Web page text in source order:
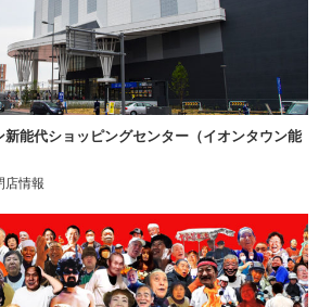
新能代ショッピングセンター（イオンタウン能
店情報